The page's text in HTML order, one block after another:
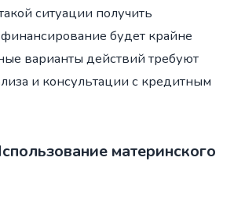
ситуации получить
будет крайне
варианты действий требуют
и консультации с кредитным
материнского